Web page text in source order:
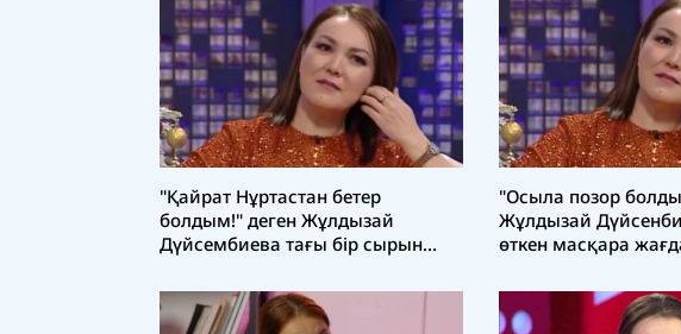
"Қайрат Нұртастан бетер
болдым!" деген Жұлдызай
Дүйсембиева тағы бір сырын
"Осыла позор
Жұлдызай
өткен масқара